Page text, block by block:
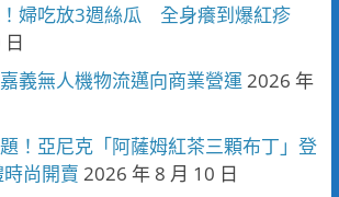
婦吃放3週絲瓜 全身癢到爆紅疹
義無人機物流邁向商業營運 2026 年
！亞尼克「阿薩姆紅茶三顆布丁」登
尚開賣 2026 年 8 月 10 日